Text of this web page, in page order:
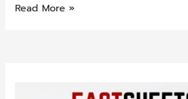
Read More »